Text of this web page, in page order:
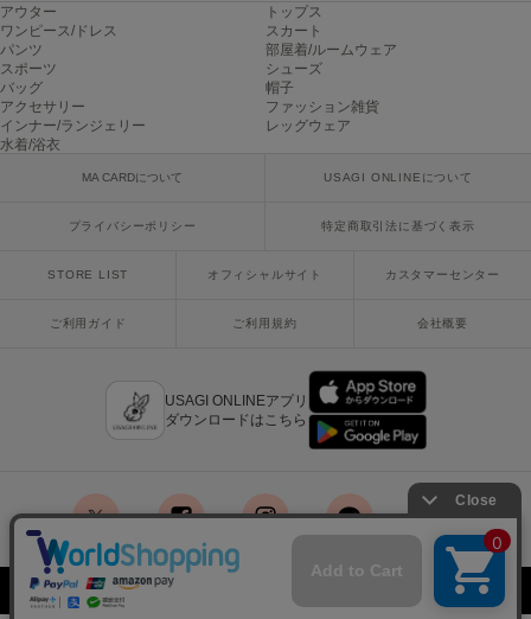
セサミストリートマーケット
SHAKA
シャカ
Sneakers by emmi
スニーカーズ バイ エミ
スナイデル
SNIDEL HOME
SORIN
ソリン
Stylevoice for xxx
アウター
トップス
ワンピース/ドレス
スカート
パンツ
部屋着/ルームウェア
スポーツ
シューズ
バッグ
帽子
アクセサリー
ファッション雑貨
インナー/ランジェリー
レッグウェア
水着/浴衣
MA CARDについて USAGI ONLINEについて
プライバシーポリシー 特定商取引法に基づく表示
STORE LIST オフィシャルサイト カスタマーセンター
ご利用ガイド ご利用規約 会社概要
USAGI ONLINEアプリ
ダウンロードはこちら
x facebook mail
Copyright © 2018 Usagi Online Co.,Ltd. All Rights Reserved.